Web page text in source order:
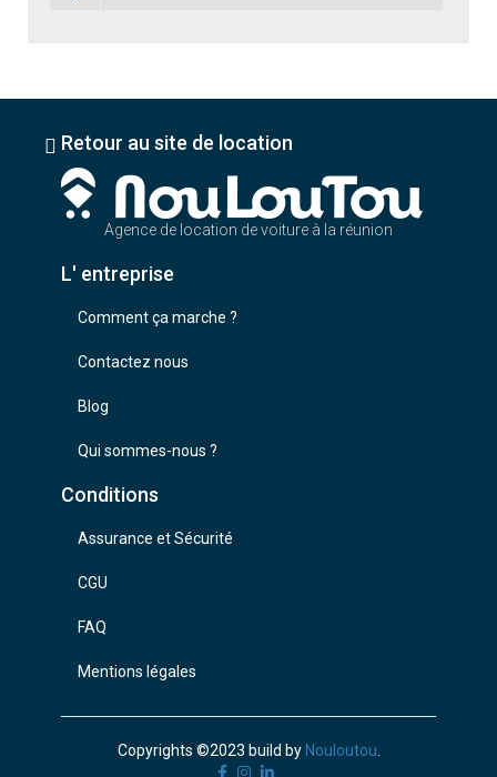
Retour au site de location
Agence de location de voiture à la réunion
L' entreprise
Comment ça marche ?
Contactez nous
Blog
Qui sommes-nous ?
Conditions
Assurance et Sécurité
CGU
FAQ
Mentions légales
Copyrights ©2023 build by Nouloutou